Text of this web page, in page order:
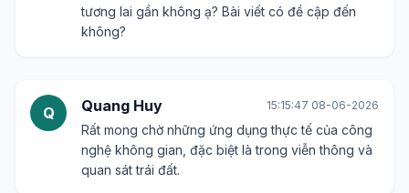
tương lai gần không ạ? Bài viết có đề cập đến
không?
Q Quang Huy 15:15:47 08-06-2026
Rất mong chờ những ứng dụng thực tế của công
nghệ không gian, đặc biệt là trong viễn thông và
quan sát trái đất.